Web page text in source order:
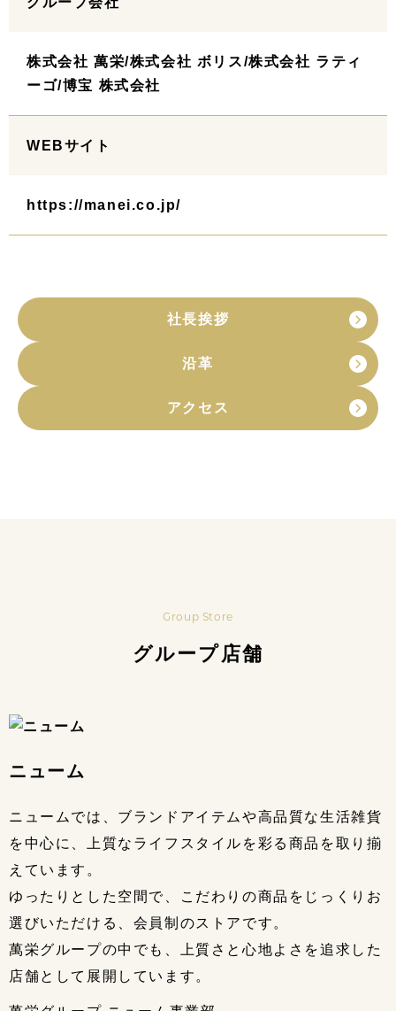
株式会社 萬栄/株式会社 ボリス/株式会社 ラティ
ーゴ/博宝 株式会社
WEBサイト
https://manei.co.jp/
社長挨拶
沿革
アクセス
Group Store
グループ店舗
ニューム
ニュームでは、ブランドアイテムや高品質な生活雑貨
を中心に、上質なライフスタイルを彩る商品を取り揃
えています。
ゆったりとした空間で、こだわりの商品をじっくりお
選びいただける、会員制のストアです。
萬栄グループの中でも、上質さと心地よさを追求した
店舗として展開しています。